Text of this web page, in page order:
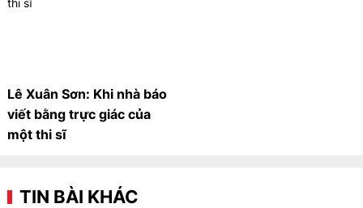
Lê Xuân Sơn: Khi nhà báo
viết bằng trực giác của
một thi sĩ
TIN BÀI KHÁC